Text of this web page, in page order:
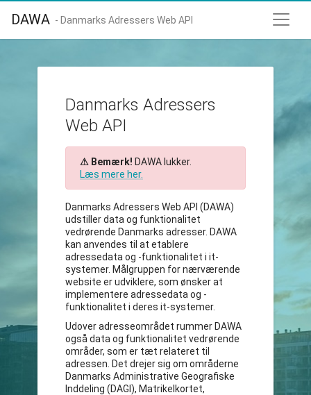
DAWA - Danmarks Adressers Web API
Danmarks Adressers
Web API
⚠ Bemærk! DAWA lukker.
Læs mere her.
Danmarks Adressers Web API (DAWA)
udstiller data og funktionalitet
vedrørende Danmarks adresser. DAWA
kan anvendes til at etablere
adressedata og -funktionalitet i it-
systemer. Målgruppen for nærværende
website er udviklere, som ønsker at
implementere adressedata og -
funktionalitet i deres it-systemer.
Udover adresseområdet rummer DAWA
også data og funktionalitet vedrørende
områder, som er tæt relateret til
adressen. Det drejer sig om områderne
Danmarks Administrative Geografiske
Inddeling (DAGI), Matrikelkortet,